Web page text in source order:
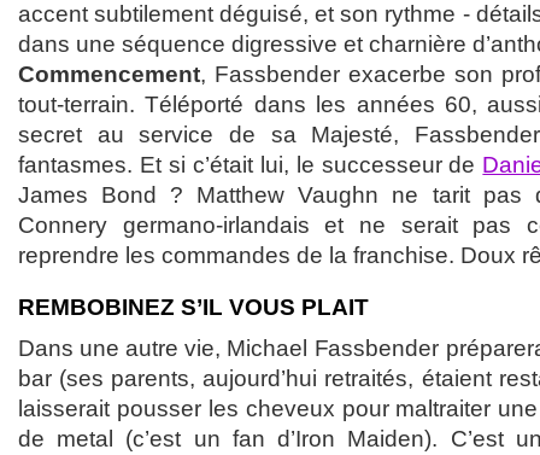
accent subtilement déguisé, et son rythme -
dans une séquence digressive et charnière
Commencement, Fassbender exacerbe son
tout-terrain. Téléporté dans les années 60,
secret au service de sa Majesté,
fantasmes. Et si c’était lui, le successeur de
James Bond ? Matthew Vaughn ne tarit pas
Connery germano-irlandais et ne serait pas
reprendre les commandes de la franchise. Doux
REMBOBINEZ S’IL VOUS PLAIT
Dans une autre vie, Michael Fassbender
bar (ses parents, aujourd’hui retraités, étaient
laisserait pousser les cheveux pour maltraiter
de metal (c’est un fan d’Iron Maiden). C’est